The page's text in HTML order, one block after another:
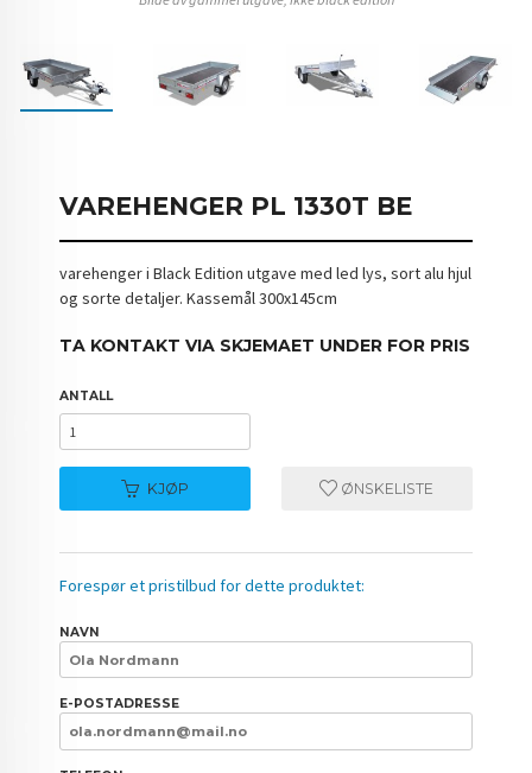
VAREHENGER PL 1330T BE
varehenger i Black Edition utgave med led lys, sort alu hjul
og sorte detaljer. Kassemål 300x145cm
TA KONTAKT VIA SKJEMAET UNDER FOR PRIS
ANTALL
KJØP ØNSKELISTE
Forespør et pristilbud for dette produktet:
NAVN
E-POSTADRESSE